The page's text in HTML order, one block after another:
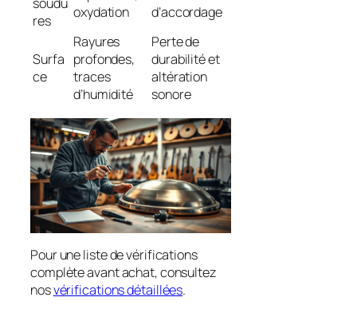
res
oxydation
d’accordage
Surfa
ce
Rayures
profondes,
traces
d’humidité
Perte de
durabilité et
altération
sonore
Pour une liste de vérifications
complète avant achat, consultez
nosvérifications détaillées.